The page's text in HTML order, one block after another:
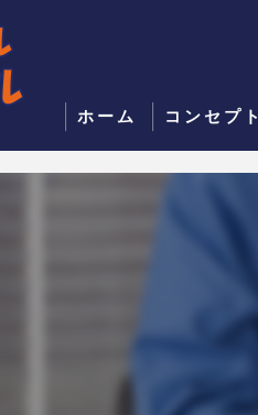
ホーム コンセプト